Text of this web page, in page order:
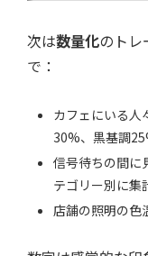
次は数量化のトレ
で：
カフェにいる人
30%、黒基調
信号待ちの間に
テゴリー別に集
店舗の照明の色